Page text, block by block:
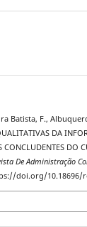
Batista, F.,
DA
DO
De Administração
doi.org/10.18696/